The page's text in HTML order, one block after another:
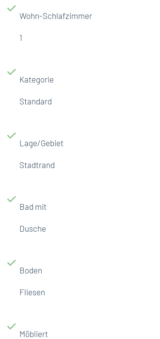
Wohn-Schlafzimmer
1
Kategorie
Standard
Lage/Gebiet
Stadtrand
Bad mit
Dusche
Boden
Fliesen
Möbliert